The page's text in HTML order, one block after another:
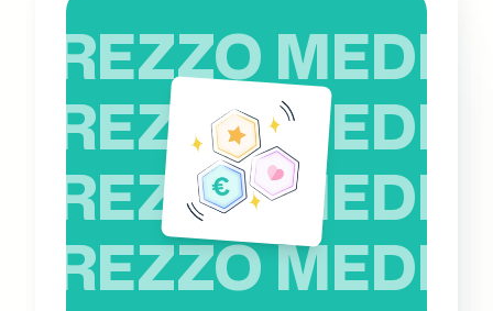
PREZZO MEDIO
PREZZO MEDIO
PREZZO MEDIO
PREZZO MEDIO